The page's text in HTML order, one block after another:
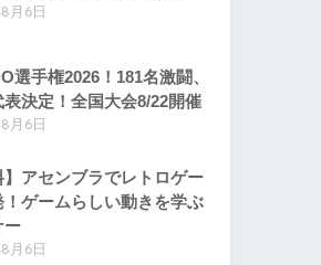
月6日
選手権2026！181名激闘、
表決定！全国大会8/22開催
月6日
】アセンブラでレトロゲー
！ゲームらしい動きを学ぶ
ー
月6日